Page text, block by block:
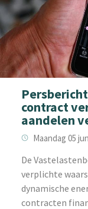
contract
aandelen
Maandag 05
‌De
verplichte
dynamische
contracten